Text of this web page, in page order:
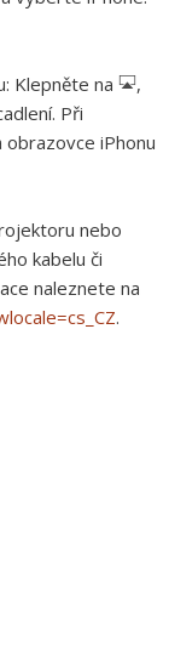
Klepněte na
,
Při
obrazovce iPhonu
nebo
kabelu či
naleznete na
.